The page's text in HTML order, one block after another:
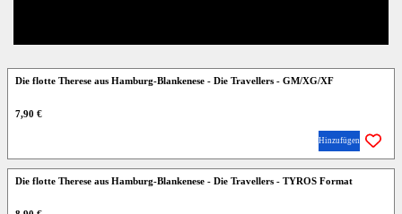
Die flotte Therese aus Hamburg-Blankenese - Die Travellers - GM/XG/XF
7,90 €
Hinzufügen
Die flotte Therese aus Hamburg-Blankenese - Die Travellers - TYROS Format